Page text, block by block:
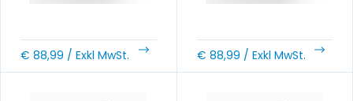
€ 88,99 / Exkl MwSt. € 88,99 / Exkl MwSt.